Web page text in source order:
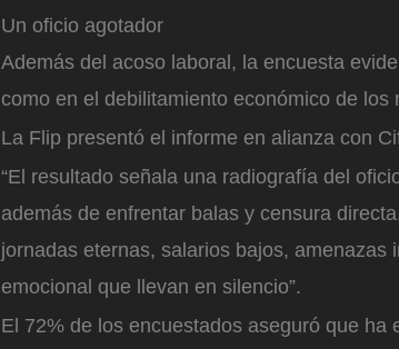
Un oficio agotador
Además del acoso laboral, la encuesta
como en el debilitamiento económico de los
La Flip presentó el informe en alianza con
“El resultado señala una radiografía del
además de enfrentar balas y censura
jornadas eternas, salarios bajos,
emocional que llevan en silencio”.
El 72% de los encuestados aseguró que ha